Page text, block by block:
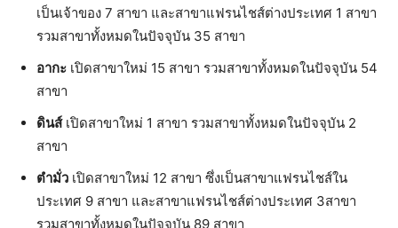
เป็นเจ้าของ 7 สาขา และสาขาแฟรนไชส์ต่างประเทศ 1 สาขา
รวมสาขาทั้งหมดในปัจจุบัน 35 สาขา
อากะ เปิดสาขาใหม่ 15 สาขา รวมสาขาทั้งหมดในปัจจุบัน 54
สาขา
ดินส์เปิดสาขาใหม่ 1 สาขา รวมสาขาทั้งหมดในปัจจุบัน 2
สาขา
ตำมั่ว เปิดสาขาใหม่ 12 สาขา ซึ่งเป็นสาขาแฟรนไชส์ใน
ประเทศ 9 สาขา และสาขาแฟรนไชส์ต่างประเทศ 3สาขา
รวมสาขาทั้งหมดในปัจจุบัน 89 สาขา